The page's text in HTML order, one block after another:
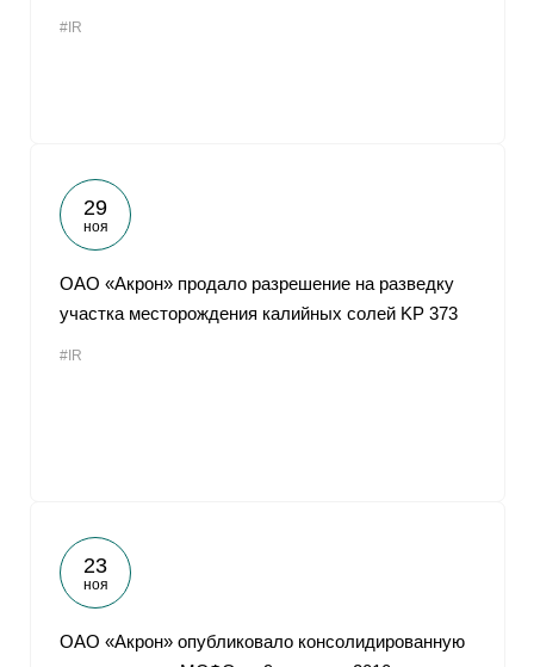
#IR
29
ноя
ОАО «Акрон» продало разрешение на разведку
участка месторождения калийных солей KP 373
#IR
23
ноя
ОАО «Акрон» опубликовало консолидированную